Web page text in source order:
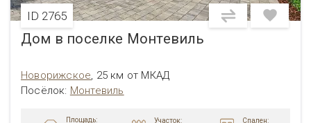
ID 2765
Дом в поселке Монтевиль
Новорижское, 25 км от МКАД
Посёлок: Монтевиль
Площадь: Участок: Спален: